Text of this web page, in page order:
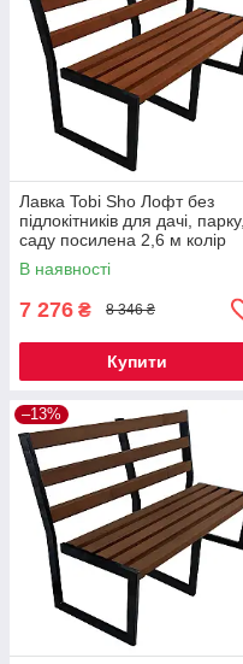
Лавка Tobi Sho Лофт без
підлокітників для дачі, парку,
саду посилена 2,6 м колір
макасар
В наявності
7 276 ₴ 8 346 ₴
Купити
–13%